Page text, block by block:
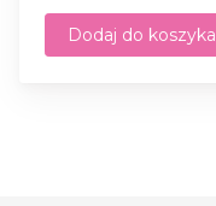
Dodaj do koszyka